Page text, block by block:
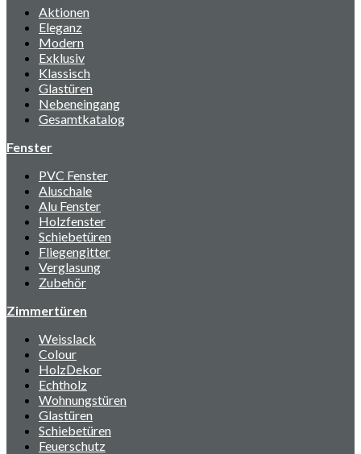
Aktionen
Eleganz
Modern
Exklusiv
Klassisch
Glastüren
Nebeneingang
Gesamtkatalog
Fenster
PVC Fenster
Aluschale
Alu Fenster
Holzfenster
Schiebetüren
Fliegengitter
Verglasung
Zubehör
Zimmertüren
Weisslack
Colour
HolzDekor
Echtholz
Wohnungstüren
Glastüren
Schiebetüren
Feuerschutz